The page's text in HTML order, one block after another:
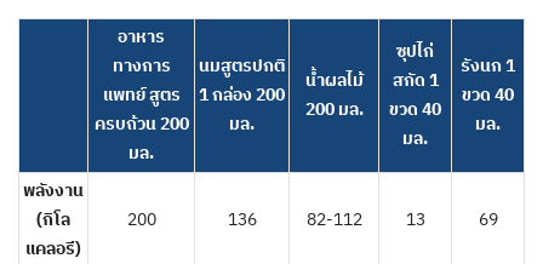
อาหาร
ทางการ
แพทย์ สูตร
ครบถ้วน 200
มล.
นมสูตรปกติ
1 กล่อง 200
มล.
น้ำผลไม้
200 มล.
ซุปไก่
สกัด 1
ขวด 40
มล.
รังนก 1
ขวด 40
มล.
พลังงาน
(กิโล
แคลอรี)
200 136 82-112 13 69